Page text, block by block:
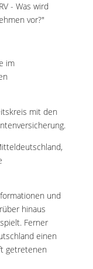
- Was wird
vor?"
im
mit den
und
hinaus
Ferner
einen
getretenen